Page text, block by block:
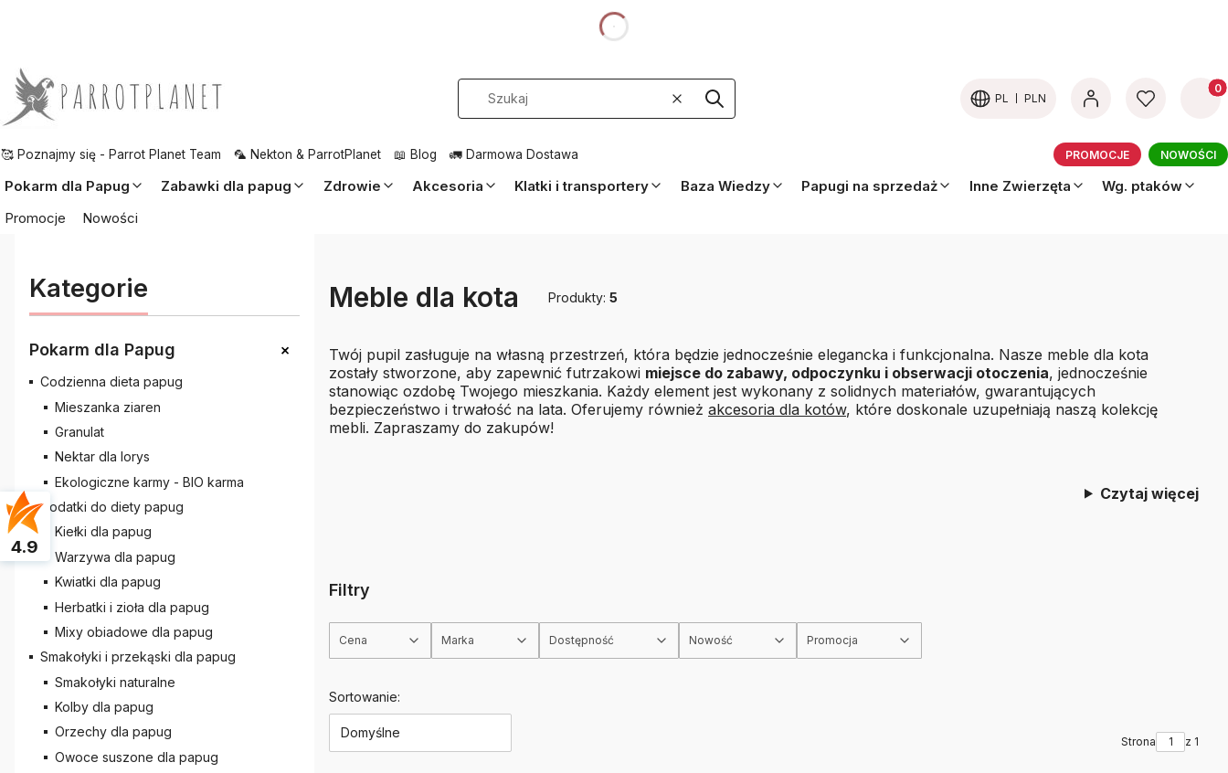
WyczyśćSzukaj PL PLN
🥰 Poznajmy się - Parrot Planet Team 🦜 Nekton & ParrotPlanet 📖 Blog 🚛 Darmowa Dostawa PROMOCJE NOWOŚCI
Pokarm dla Papug Zabawki dla papug Zdrowie Akcesoria Klatki i transportery Baza Wiedzy Papugi na sprzedaż Inne Zwierzęta
Wg. ptaków
Promocje
Nowości
Kategorie
Pokarm dla Papug +
Codzienna dieta papug
Mieszanka ziaren
Granulat
Nektar dla lorys
Ekologiczne karmy - BIO karma
Dodatki do diety papug
Kiełki dla papug
Warzywa dla papug
Kwiatki dla papug
Herbatki i zioła dla papug
Mixy obiadowe dla papug
Smakołyki i przekąski dla papug
Smakołyki naturalne
Kolby dla papug
Orzechy dla papug
Owoce suszone dla papug
Meble dla kota Produkty: 5
Twój pupil zasługuje na własną przestrzeń, która będzie jednocześnie elegancka i funkcjonalna. Nasze meble dla kota
zostały stworzone, aby zapewnić futrzakowi miejsce do zabawy, odpoczynku i obserwacji otoczenia, jednocześnie
stanowiąc ozdobę Twojego mieszkania. Każdy element jest wykonany z solidnych materiałów, gwarantujących
bezpieczeństwo i trwałość na lata. Oferujemy również akcesoria dla kotów, które doskonale uzupełniają naszą kolekcję
mebli. Zapraszamy do zakupów!
Czytaj więcej
Filtry
Cena Marka Dostępność Nowość Promocja
Lista produktów
Sortowanie:
Domyślne
Strona z 1
4.9